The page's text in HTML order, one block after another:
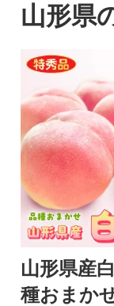
山形県
山形県産
種おまか